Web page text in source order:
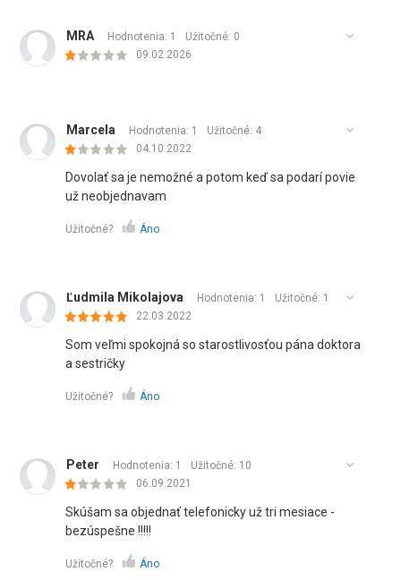
MRA Hodnotenia: 1 Užitočné: 0
09.02.2026
Marcela Hodnotenia: 1 Užitočné: 4
04.10.2022
Dovolať sa je nemožné a potom keď sa podarí povie
už neobjednavam
Užitočné? Áno
Ľudmila Mikolajova Hodnotenia: 1 Užitočné: 1
22.03.2022
Som veľmi spokojná so starostlivosťou pána doktora
a sestričky
Užitočné? Áno
Peter Hodnotenia: 1 Užitočné: 10
06.09.2021
Skúšam sa objednať telefonicky už tri mesiace -
bezúspešne !!!!!
Užitočné? Áno